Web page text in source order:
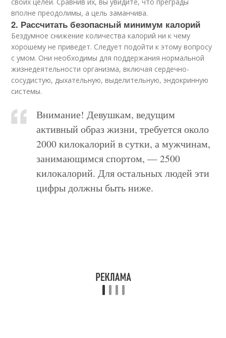
вполне преодолимы, а цель заманчива.
2. Рассчитать безопасный минимум калорий
Бездумное снижение количества калорий ни к чему
хорошему не приведет. Следует подойти к этому вопросу
с умом. Они необходимы для поддержания нормальной
жизнедеятельности организма, включая сердечно-
сосудистую, дыхательную, выделительную, эндокринную
системы.
Внимание! Девушкам, ведущим
активный образ жизни, требуется около
2000 килокалорий в сутки, а мужчинам,
занимающимся спортом, — 2500
килокалорий. Для остальных людей эти
цифры должны быть ниже.